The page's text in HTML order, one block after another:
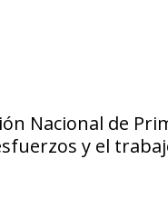
Nacional de
y el